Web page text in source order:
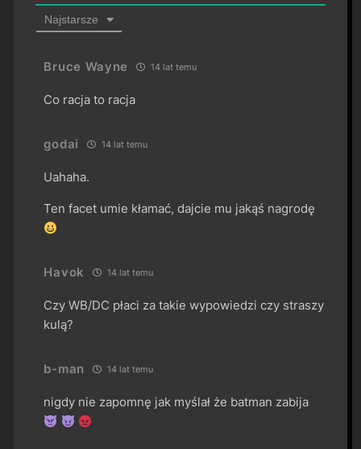
Najstarsze
Bruce Wayne 14 lat temu
Co racja to racja
godai 14 lat temu
Uahaha.
Ten facet umie kłamać, dajcie mu jakąś nagrodę
Havok 14 lat temu
Czy WB/DC płaci za takie wypowiedzi czy straszy
kulą?
b-man 14 lat temu
nigdy nie zapomnę jak myślał że batman zabija